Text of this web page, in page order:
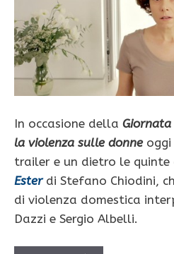
In occasione della
la violenza sulle donneoggi
trailer e un dietro le
Esterdi Stefano Chiodini,
di violenza domestica
Dazzi e Sergio Albelli.